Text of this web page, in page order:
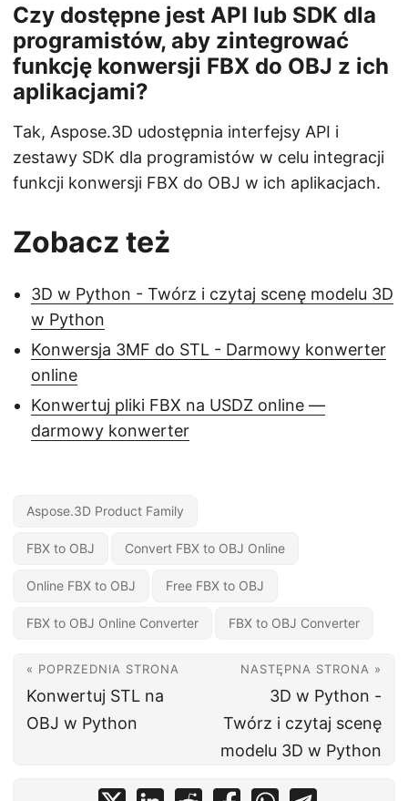
Czy dostępne jest API lub SDK dla
programistów, aby zintegrować
funkcję konwersji FBX do OBJ z ich
aplikacjami?
Tak, Aspose.3D udostępnia interfejsy API i
zestawy SDK dla programistów w celu integracji
funkcji konwersji FBX do OBJ w ich aplikacjach.
Zobacz też
3D w Python - Twórz i czytaj scenę modelu 3D
w Python
Konwersja 3MF do STL - Darmowy konwerter
online
Konwertuj pliki FBX na USDZ online —
darmowy konwerter
Aspose.3D Product Family
FBX to OBJ Convert FBX to OBJ Online
Online FBX to OBJ Free FBX to OBJ
FBX to OBJ Online Converter FBX to OBJ Converter
« POPRZEDNIA STRONA
Konwertuj STL na
OBJ w Python
NASTĘPNA STRONA »
3D w Python -
Twórz i czytaj scenę
modelu 3D w Python